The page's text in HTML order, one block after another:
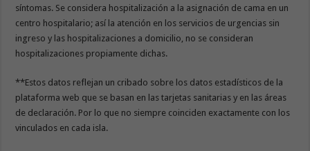
síntomas. Se considera hospitalización a la asignación de cama en un
centro hospitalario; así la atención en los servicios de urgencias sin
ingreso y las hospitalizaciones a domicilio, no se consideran
hospitalizaciones propiamente dichas.
**Estos datos reflejan un cribado sobre los datos estadísticos de la
plataforma web que se basan en las tarjetas sanitarias y en las áreas
de declaración. Por lo que no siempre coinciden exactamente con los
vinculados en cada isla.